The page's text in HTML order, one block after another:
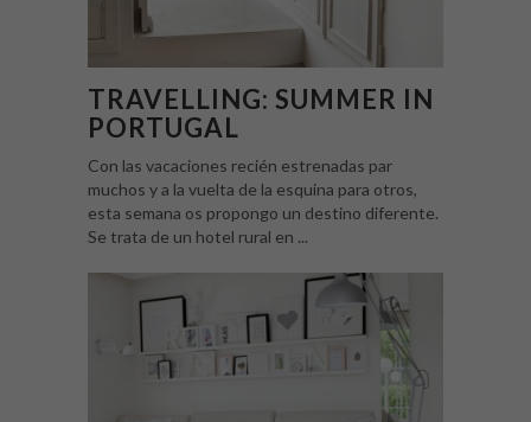
TRAVELLING: SUMMER IN
PORTUGAL
Con las vacaciones recién estrenadas par
muchos y a la vuelta de la esquina para otros,
esta semana os propongo un destino diferente.
Se trata de un hotel rural en ...